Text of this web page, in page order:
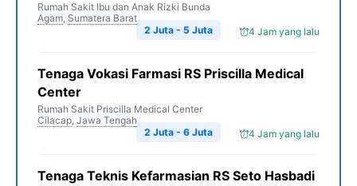
Rumah Sakit Ibu dan Anak Rizki Bunda
Agam, Sumatera Barat
4 Jam yang lalu
2 Juta - 5 Juta
Tenaga Vokasi Farmasi RS Priscilla Medical
Center
Rumah Sakit Priscilla Medical Center
Cilacap, Jawa Tengah
4 Jam yang lalu
2 Juta - 6 Juta
Tenaga Teknis Kefarmasian RS Seto Hasbadi